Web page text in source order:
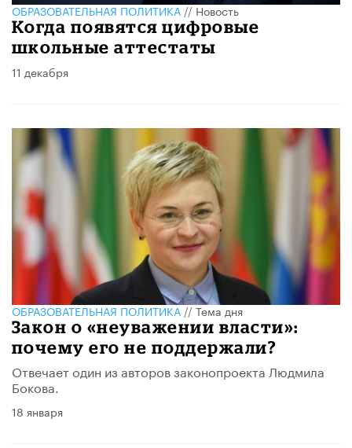
ОБРАЗОВАТЕЛЬНАЯ ПОЛИТИКА//Новость
Когда появятся цифровые
школьные аттестаты
11 декабря
ОБРАЗОВАТЕЛЬНАЯ ПОЛИТИКА//Тема дня
Закон о «неуважении власти»:
почему его не поддержали?
Отвечает один из авторов законопроекта Людмила
Бокова.
18 января